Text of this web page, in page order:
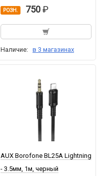
РОЗН. 750
Наличие: в 3 магазинах
AUX Borofone BL25A Lightning
- 3.5мм, 1м, черный